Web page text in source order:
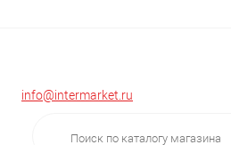
info@intermarket.ru